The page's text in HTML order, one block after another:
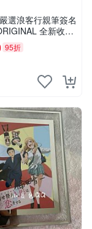
選浪客行親筆簽名
全新收藏
尺寸適中 浪客行
95折